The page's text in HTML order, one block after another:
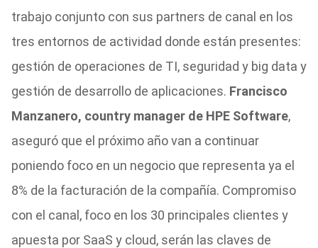
trabajo conjunto con sus partners de canal en los
tres entornos de actividad donde están presentes:
gestión de operaciones de TI, seguridad y big data y
gestión de desarrollo de aplicaciones. Francisco
Manzanero, country manager de HPE Software,
aseguró que el próximo año van a continuar
poniendo foco en un negocio que representa ya el
8% de la facturación de la compañía. Compromiso
con el canal, foco en los 30 principales clientes y
apuesta por SaaS y cloud, serán las claves de